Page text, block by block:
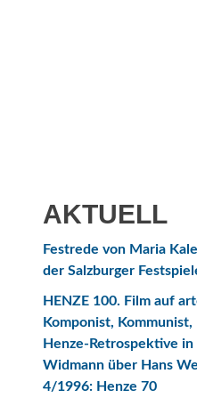
AKTUELL
Festrede von Maria
der Salzburger
HENZE 100. Film auf
Komponist, Kommunist,
Henze-Retrospektive in
Widmann über Hans
4/1996: Henze 70